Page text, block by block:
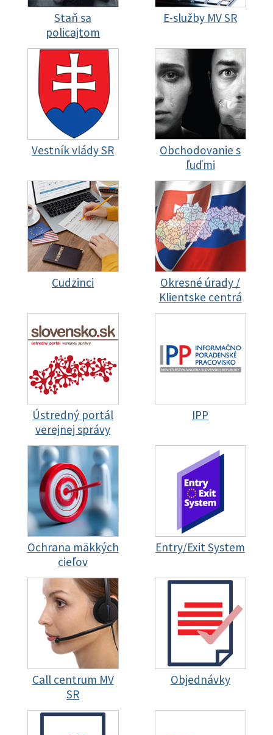
Staň sa
policajtom
E-služby MV SR
Vestník vlády SR
Obchodovanie s
ľuďmi
Cudzinci
Okresné úrady /
Klientske centrá
Ústredný portál
verejnej správy
IPP
Ochrana mäkkých
cieľov
Entry/Exit System
Call centrum MV
SR
Objednávky